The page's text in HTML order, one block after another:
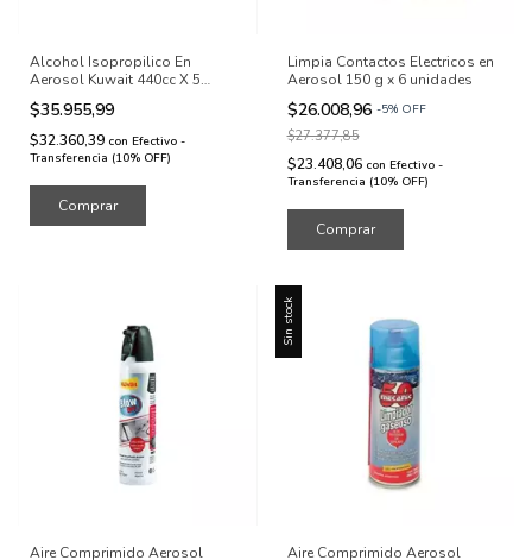
Alcohol Isopropilico En
Aerosol Kuwait 440cc X 5
Unidades
$35.955,99
$32.360,39 con Efectivo -
Transferencia (10% OFF)
Limpia Contactos Electricos en
Aerosol 150 g x 6 unidades
$26.008,96 -5% OFF
$27.377,85
$23.408,06 con Efectivo -
Transferencia (10% OFF)
Aire Comprimido Aerosol
Sin stock
Aire Comprimido Aerosol